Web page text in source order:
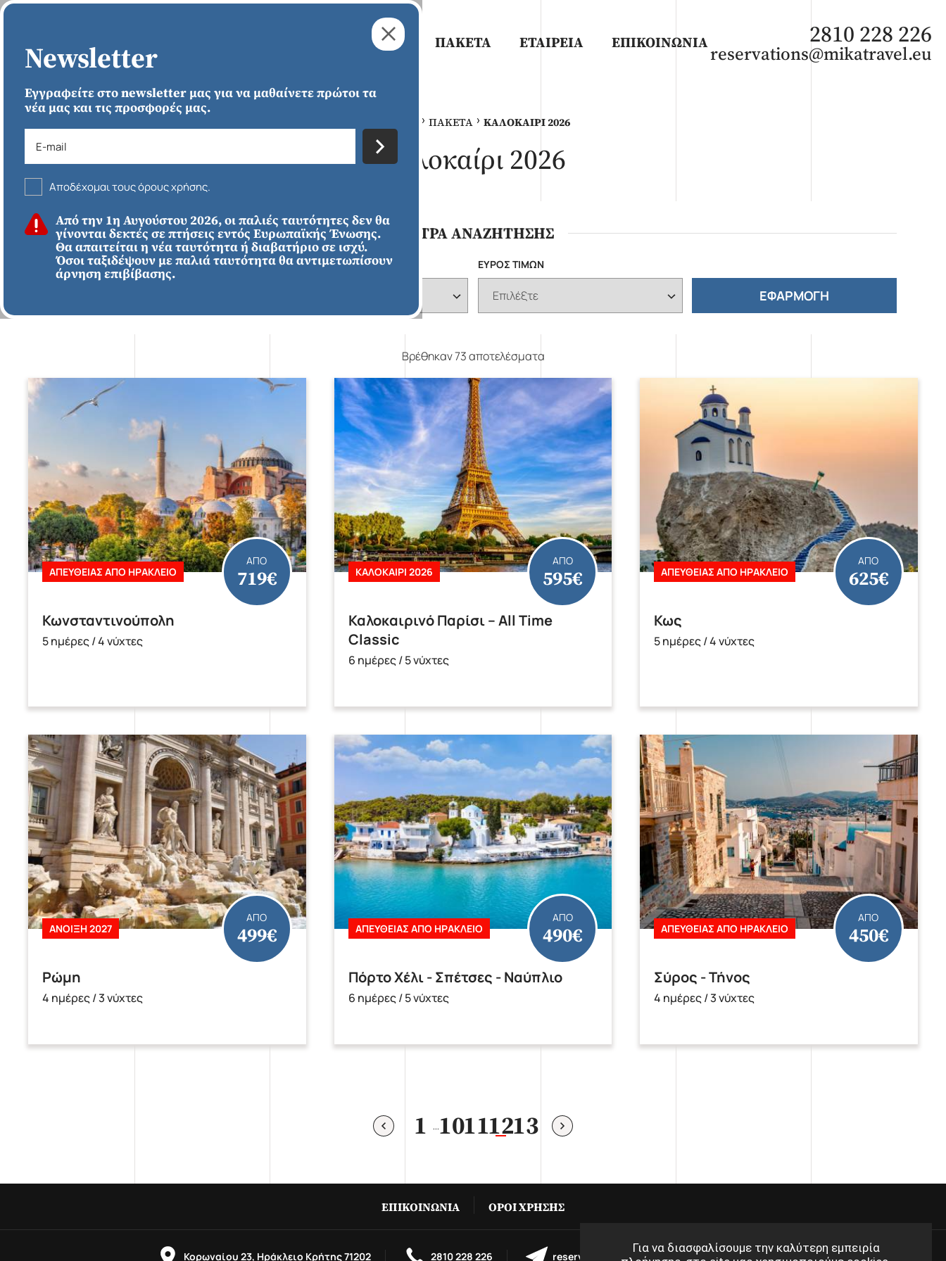
Για να διασφαλίσουμε την καλύτερη εμπειρία
Newsletter
Εγγραφείτε στο newsletter μας για να μαθαίνετε πρώτοι τα
νέα μας και τις προσφορές μας.
Αποδέχομαι τους όρους χρήσης.
Από την 1η Αυγούστου 2026, οι παλιές ταυτότητες δεν θα
γίνονται δεκτές σε πτήσεις εντός Ευρωπαϊκής Ένωσης.
Θα απαιτείται η νέα ταυτότητα ή διαβατήριο σε ισχύ.
Όσοι ταξιδέψουν με παλιά ταυτότητα θα αντιμετωπίσουν
άρνηση επιβίβασης.
ΠΡΟΟΡΙΣΜΟΙ ΠΑΚΕΤΑ ΕΤΑΙΡΕΙΑ ΕΠΙΚΟΙΝΩΝΙΑ
Απευθείας απο
Ηράκλειο
Εκτός Ευρώπης
Χριστούγεννα &
Πρωτοχρονιά
Χειμώνας
Φθινόπωρο 2026
Mika's Exclusive
Groups
ΕΥΡΩΠΗ ΑΜΕΡΙΚΗ
2810 228 226
reservations@mikatravel.eu
› ΠΑΚΕΤΑ › ΚΑΛΟΚΑΙΡΙ 2026
Καλοκαίρι 2026
ΦΙΛΤΡΑ ΑΝΑΖΗΤΗΣΗΣ
ΠΡΟΟΡΙΣΜΟΙ ΚΑΤΗΓΟΡΙΑ ΕΥΡΟΣ ΤΙΜΩΝ
ΕΦΑΡΜΟΓΗ
Βρέθηκαν 73 αποτελέσματα
Κωνσταντινούπολη
5 ημέρες / 4 νύχτες
ΑΠΟ
719€
ΑΠΕΥΘΕΙΑΣ ΑΠΟ ΗΡΑΚΛΕΙΟ
Καλοκαιρινό Παρίσι – All Time
Classic
6 ημέρες / 5 νύχτες
ΑΠΟ
595€
ΚΑΛΟΚΑΙΡΙ 2026
Κως
5 ημέρες / 4 νύχτες
ΑΠΟ
625€
ΑΠΕΥΘΕΙΑΣ ΑΠΟ ΗΡΑΚΛΕΙΟ
Ρώμη
4 ημέρες / 3 νύχτες
ΑΠΟ
499€
ΑΝΟΙΞΗ 2027
Πόρτο Χέλι - Σπέτσες - Ναύπλιο
6 ημέρες / 5 νύχτες
ΑΠΟ
490€
ΑΠΕΥΘΕΙΑΣ ΑΠΟ ΗΡΑΚΛΕΙΟ
Σύρος - Τήνος
4 ημέρες / 3 νύχτες
ΑΠΟ
450€
ΑΠΕΥΘΕΙΑΣ ΑΠΟ ΗΡΑΚΛΕΙΟ
1 ...10111213
ΕΠΙΚΟΙΝΩΝΊΑ ΌΡΟΙ ΧΡΉΣΗΣ
Κορωναίου 23, Ηράκλειο Κρήτης 71202 2810 228 226 reservations@mikatravel.eu Follow us